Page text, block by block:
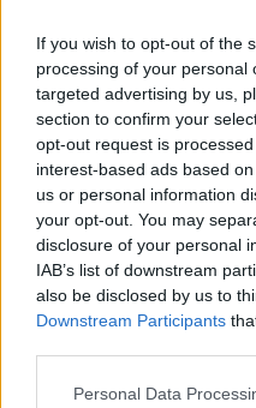
If you wish to opt-out of the
processing of your personal
targeted advertising by us,
section to confirm your
opt-out request is
interest-based ads based
us or personal information
your opt-out. You may
disclosure of your personal
IAB’s list of downstream
also be disclosed by us to
Downstream Participants
Please note that this
Personal Data
Ακτινοφυσικών, ΠΕ
Βιολόγων, ΠΕ
Διαιτολόγιας, ΠΕ
Δημοσίας Υγείας, ΠΕ
Κοινωνικής Εργασίας, ΠΕ
Αρχιτεκτόνων
Μηχανικών, ΠΕ
Μηχανολόγων
Νοσηλευτικής, ΠΕ
Φαρμακευτικής, ΠΕ
Τεχνολογικής
(617) θέσεις. Κλάδων/
Τεχνολογίας, ΤΕ